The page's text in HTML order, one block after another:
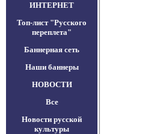
ИНТЕРНЕТ
Топ-лист "Русского
переплета"
Баннерная сеть
Наши баннеры
НОВОСТИ
Все
Новости русской
культуры